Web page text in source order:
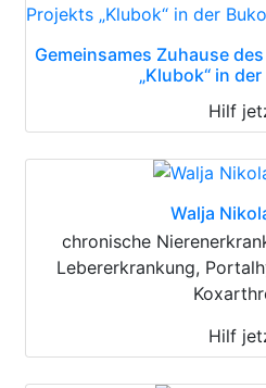
Gemeinsames Zuhause
„Klubok“ in
Hilf
Walja
chronische
Lebererkrankung,
Hilf